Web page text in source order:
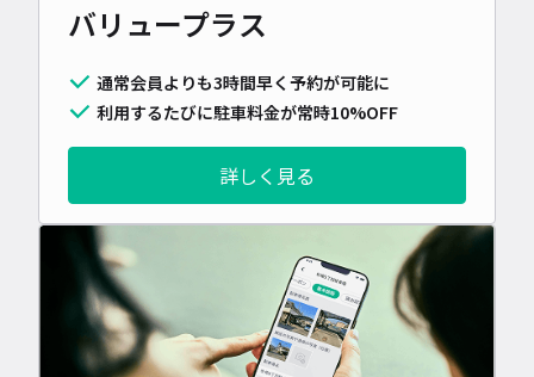
バリュープラス
通常会員よりも3時間早く予約が可能に
利用するたびに駐車料金が常時10%OFF
詳しく見る